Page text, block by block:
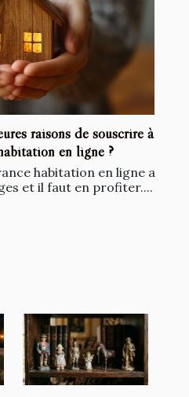
raisons de souscrire à
en ligne ?
habitation en ligne a
et il faut en profiter....